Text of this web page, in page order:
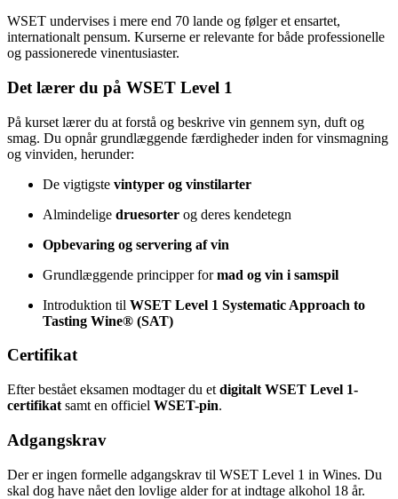
WSET undervises i mere end 70 lande og følger et ensartet,
internationalt pensum. Kurserne er relevante for både professionelle
og passionerede vinentusiaster.
Det lærer du på WSET Level 1
På kurset lærer du at forstå og beskrive vin gennem syn, duft og
smag. Du opnår grundlæggende færdigheder inden for vinsmagning
og vinviden, herunder:
De vigtigste vintyper og vinstilarter
Almindelige druesorter og deres kendetegn
Opbevaring og servering af vin
Grundlæggende principper formad og vin i samspil
Introduktion til WSET Level 1 Systematic Approach to
Tasting Wine® (SAT)
Certifikat
Efter bestået eksamen modtager du et digitalt WSET Level 1-
certifikat samt en officiel WSET-pin.
Adgangskrav
Der er ingen formelle adgangskrav til WSET Level 1 in Wines. Du
skal dog have nået den lovlige alder for at indtage alkohol 18 år.